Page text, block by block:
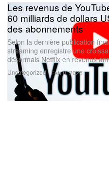
Uncategorized
Les revenus de
60 milliards de dollars
des abonnements
Selon la dernière publication
streaming enregistre une
désormais Netflix en revenus
Feb 8, 2026